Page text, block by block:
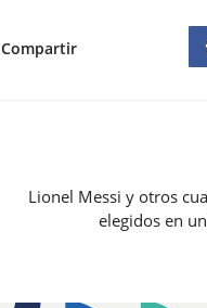
Compartir
Lionel Messi y otros
elegidos en